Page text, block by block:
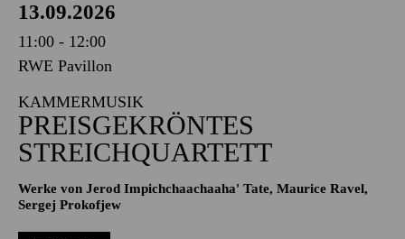
13.09.2026
11:00 - 12:00
RWE Pavillon
KAMMERMUSIK
PREISGEKRÖNTES
STREICHQUARTETT
Werke von Jerod Impichchaachaaha' Tate, Maurice Ravel,
Sergej Prokofjew